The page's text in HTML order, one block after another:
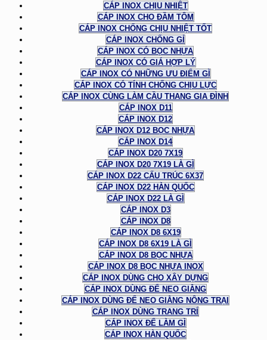
CÁP INOX CHỊU NHIỆT
CÁP INOX CHO ĐẦM TÔM
CÁP INOX CHỐNG CHỊU NHIỆT TỐT
CÁP INOX CHỐNG GỈ
CÁP INOX CÓ BỌC NHỰA
CÁP INOX CÓ GIÁ HỢP LÝ
CÁP INOX CÓ NHỮNG ƯU ĐIỂM GÌ
CÁP INOX CÓ TÍNH CHỐNG CHỊU LỰC
CÁP INOX CÙNG LÀM CẦU THANG GIA ĐÌNH
CÁP INOX D11
CÁP INOX D12
CÁP INOX D12 BỌC NHỰA
CÁP INOX D14
CÁP INOX D20 7X19
CÁP INOX D20 7X19 LÀ GÌ
CÁP INOX D22 CẤU TRÚC 6X37
CÁP INOX D22 HÀN QUỐC
CÁP INOX D22 LÀ GÌ
CÁP INOX D3
CÁP INOX D8
CÁP INOX D8 6X19
CÁP INOX D8 6X19 LÀ GÌ
CÁP INOX D8 BỌC NHỰA
CÁP INOX D8 BỌC NHỰA INOX
CÁP INOX DÙNG CHO XÂY DỰNG
CÁP INOX DÙNG ĐỂ NEO GIẰNG
CÁP INOX DÙNG ĐỂ NEO GIẰNG NÔNG TRẠI
CÁP INOX DÙNG TRANG TRÍ
CÁP INOX ĐỂ LÀM GÌ
CÁP INOX HÀN QUỐC